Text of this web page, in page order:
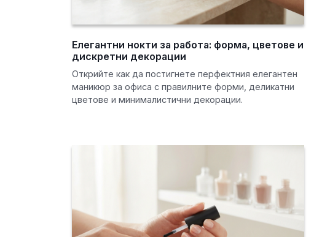
Елегантни нокти за работа: форма, цветове и
дискретни декорации
Открийте как да постигнете перфектния елегантен
маникюр за офиса с правилните форми, деликатни
цветове и минималистични декорации.